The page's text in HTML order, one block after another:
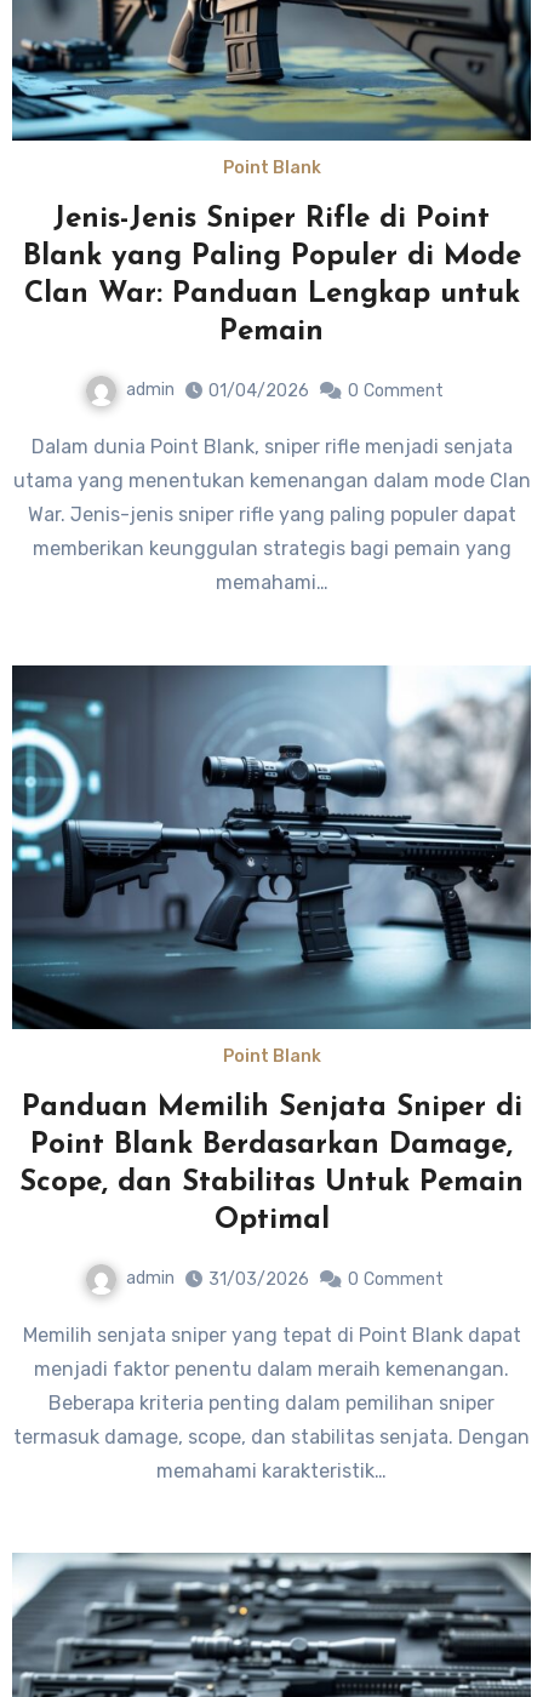
Point Blank
Jenis-Jenis Sniper Rifle di Point
Blank yang Paling Populer di Mode
Clan War: Panduan Lengkap untuk
Pemain
admin 01/04/2026 0 Comment
Dalam dunia Point Blank, sniper rifle menjadi senjata
utama yang menentukan kemenangan dalam mode Clan
War. Jenis-jenis sniper rifle yang paling populer dapat
memberikan keunggulan strategis bagi pemain yang
memahami…
Point Blank
Panduan Memilih Senjata Sniper di
Point Blank Berdasarkan Damage,
Scope, dan Stabilitas Untuk Pemain
Optimal
admin 31/03/2026 0 Comment
Memilih senjata sniper yang tepat di Point Blank dapat
menjadi faktor penentu dalam meraih kemenangan.
Beberapa kriteria penting dalam pemilihan sniper
termasuk damage, scope, dan stabilitas senjata. Dengan
memahami karakteristik…